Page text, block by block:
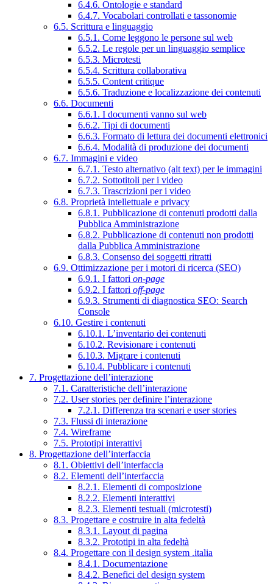
6.4.6. Ontologie e standard
6.4.7. Vocabolari controllati e tassonomie
6.5. Scrittura e linguaggio
6.5.1. Come leggono le persone sul web
6.5.2. Le regole per un linguaggio semplice
6.5.3. Microtesti
6.5.4. Scrittura collaborativa
6.5.5. Content critique
6.5.6. Traduzione e localizzazione dei contenuti
6.6. Documenti
6.6.1. I documenti vanno sul web
6.6.2. Tipi di documenti
6.6.3. Formato di lettura dei documenti elettronici
6.6.4. Modalità di produzione dei documenti
6.7. Immagini e video
6.7.1. Testo alternativo (alt text) per le immagini
6.7.2. Sottotitoli per i video
6.7.3. Trascrizioni per i video
6.8. Proprietà intellettuale e privacy
6.8.1. Pubblicazione di contenuti prodotti dalla
Pubblica Amministrazione
6.8.2. Pubblicazione di contenuti non prodotti
dalla Pubblica Amministrazione
6.8.3. Consenso dei soggetti ritratti
6.9. Ottimizzazione per i motori di ricerca (SEO)
6.9.1. I fattori on-page
6.9.2. I fattori off-page
6.9.3. Strumenti di diagnostica SEO: Search
Console
6.10. Gestire i contenuti
6.10.1. L’inventario dei contenuti
6.10.2. Revisionare i contenuti
6.10.3. Migrare i contenuti
6.10.4. Pubblicare i contenuti
7. Progettazione dell’interazione
7.1. Caratteristiche dell’interazione
7.2. User stories per definire l’interazione
7.2.1. Differenza tra scenari e user stories
7.3. Flussi di interazione
7.4. Wireframe
7.5. Prototipi interattivi
8. Progettazione dell’interfaccia
8.1. Obiettivi dell’interfaccia
8.2. Elementi dell’interfaccia
8.2.1. Elementi di composizione
8.2.2. Elementi interattivi
8.2.3. Elementi testuali (microtesti)
8.3. Progettare e costruire in alta fedeltà
8.3.1. Layout di pagina
8.3.2. Prototipi in alta fedeltà
8.4. Progettare con il design system .italia
8.4.1. Documentazione
8.4.2. Benefici del design system